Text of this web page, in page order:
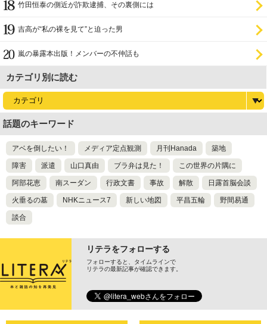
竹田恒泰の側近が詐欺逮捕、その裏側には
吉高が“私の裸を見て”と迫った男
嵐の暴露本出版！メンバーの不仲話も
カテゴリ別に読む
話題のキーワード
アベを倒したい！ メディア定点観測 月刊Hanada 築地
障害 派遣 山口真由 ブラ弁は見た！ この世界の片隅に
阿部花恵 南スーダン 行政文書 事故 解散 日露首脳会談
火垂るの墓 NHKニュース7 新しい地図 平昌五輪 野間易通
談合
リテラをフォローする
フォローすると、タイムラインで
リテラの最新記事が確認できます。